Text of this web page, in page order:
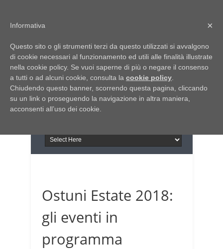
Italia Notizie
Giornale di Basilicata
Giornale di Puglia
INFORMAPUGLIA
Il portale n.1 del lavoro
in Puglia
Ostuni Estate 2018:
gli eventi in
programma
×
Informativa
Questo sito o gli strumenti terzi da questo utilizzati si avvalgono
di cookie necessari al funzionamento ed utili alle finalità illustrate
nella cookie policy. Se vuoi saperne di più o negare il consenso
a tutti o ad alcuni cookie, consulta la cookie policy
Chiudendo questo banner, scorrendo questa pagina, cliccando
su un link o proseguendo la navigazione in altra maniera,
acconsenti all’uso dei cookie.